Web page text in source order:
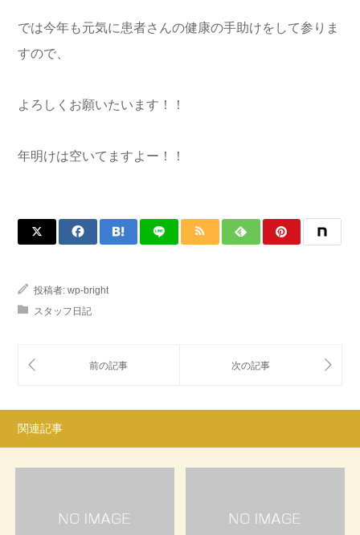
では今年も元気に患者さんの健康の手助けをして参りま
すので、
よろしくお願いたいます！！
年明けは空いてますよー！！
投稿者: wp-bright
スタッフ日記
関連記事